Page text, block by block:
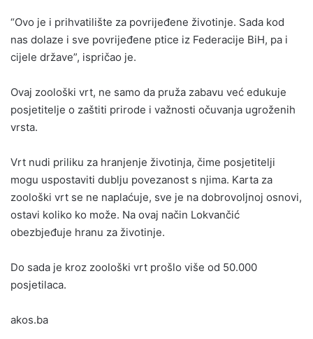
“Ovo je i prihvatilište za povrijeđene životinje. Sada kod
nas dolaze i sve povrijeđene ptice iz Federacije BiH, pa i
cijele države”, ispričao je.
Ovaj zoološki vrt, ne samo da pruža zabavu već edukuje
posjetitelje o zaštiti prirode i važnosti očuvanja ugroženih
vrsta.
Vrt nudi priliku za hranjenje životinja, čime posjetitelji
mogu uspostaviti dublju povezanost s njima. Karta za
zoološki vrt se ne naplaćuje, sve je na dobrovoljnoj osnovi,
ostavi koliko ko može. Na ovaj način Lokvančić
obezbjeđuje hranu za životinje.
Do sada je kroz zoološki vrt prošlo više od 50.000
posjetilaca.
akos.ba